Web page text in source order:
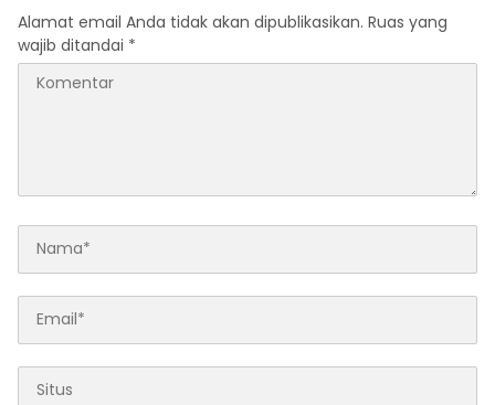
Alamat email Anda tidak akan dipublikasikan. Ruas yang
wajib ditandai *